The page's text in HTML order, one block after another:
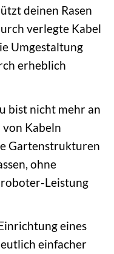
deinen Rasen
verlegte Kabel
Umgestaltung
erheblich
bist nicht mehr an
Kabeln
Gartenstrukturen
ohne
Leistung
eines
einfacher